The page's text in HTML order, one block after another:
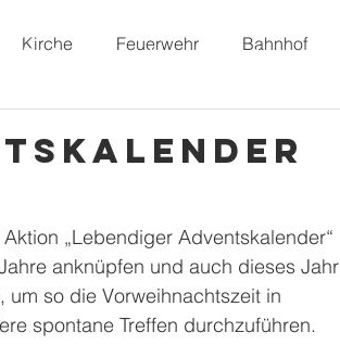
Dorf Vereine Freizeit
Kirche Feuerwehr Bahnhof
„Lebendiger Adventskalender“
anknüpfen und auch dieses Jahr
um so die Vorweihnachtszeit in
spontane Treffen durchzuführen.